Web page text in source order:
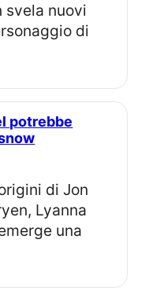
svela nuovi
di
Lyanna
una